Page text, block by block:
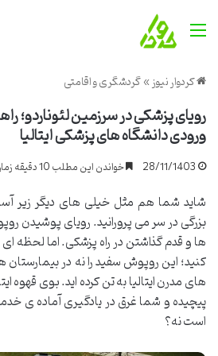
منو
کردوار نیوز»گردشگری و اقامتی
رویای پزشکی در سرزمین لئوناردو؛
ورودی دانشگاه های پزشکی ایتالیا
28/11/1403 خواندن این مطلب 10 دقیقه زمان میبرد
شاید شما هم مثل خیلی های دیگر زیر
بزرگی در سر می پرورانید. رویای پوشیدن
ها و قدم گذاشتن در راه پزشکی. اما لحظه
کنید؛ این روپوش سفید را نه در
های مدرن ایتالیا به تن کرده اید. بوی قهوه
پیچیده و شما غرق در یادگیری آماده ی
است نه؟